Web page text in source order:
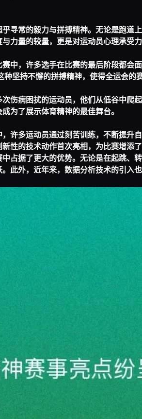
寻常的毅力与拼搏精神。无论是跑道
力量的较量，更是对运动员心理承受
中，许多选手在比赛的最后阶段都会
种坚持不懈的拼搏精神，使得全运会的
伤病困扰的运动员，他们从低谷中爬
为了展示体育精神的最佳舞台。
许多运动员通过刻苦训练，不断提升
性的技术动作首次亮相，为比赛增添了
占据了更大的优势。无论是在起跳、
此外，近年来，数据分析技术的引入